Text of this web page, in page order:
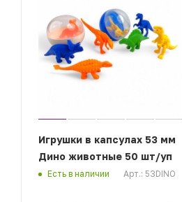
Игрушки в капсулах 53 мм
Дино животные 50 шт/уп
Есть в наличии Арт.: 53DINO